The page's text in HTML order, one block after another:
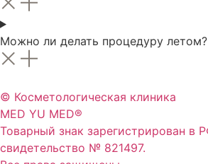
Можно ли делать процедуру летом?
© Косметологическая клиника
MED YU MED®
Товарный знак зарегистрирован в
свидетельство № 821497.